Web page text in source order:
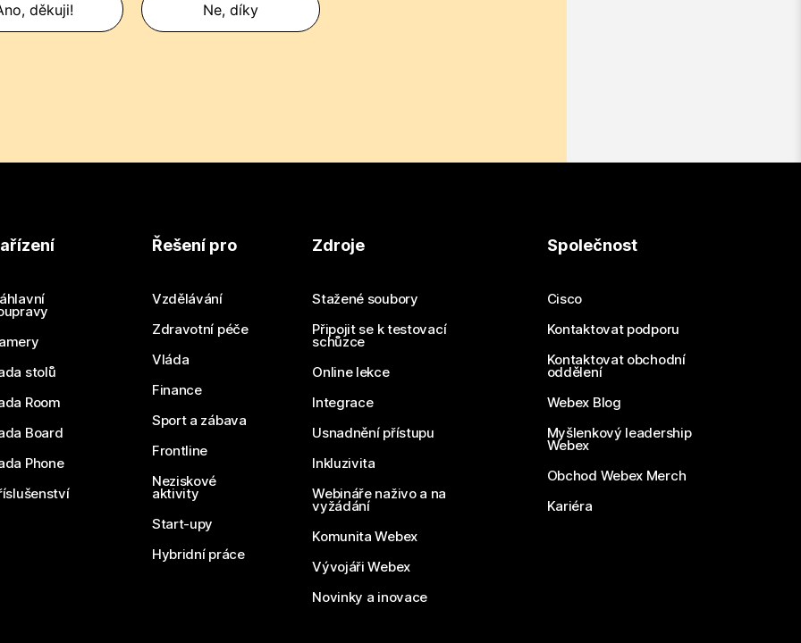
děkuji! Ne, díky
stolů
Room
Board
Phone
Řešení pro
Vzdělávání
Zdravotní péče
Vláda
Finance
Sport a zábava
Frontline
Neziskové
aktivity
Start-upy
Hybridní práce
Zdroje
Stažené soubory
Připojit se k testovací
schůzce
Online lekce
Integrace
Usnadnění přístupu
Inkluzivita
Webináře naživo a na
vyžádání
Komunita Webex
Vývojáři Webex
Novinky a inovace
Společnost
Cisco
Kontaktovat podporu
Kontaktovat obchodní
oddělení
Webex Blog
Myšlenkový leadership
Webex
Obchod Webex Merch
Kariéra